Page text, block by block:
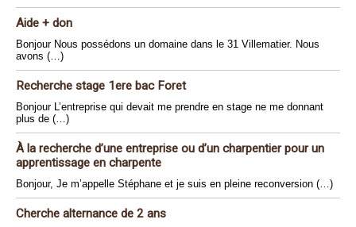
Aide + don
Bonjour Nous possédons un domaine dans le 31 Villematier. Nous
avons (…)
Recherche stage 1ere bac Foret
Bonjour L’entreprise qui devait me prendre en stage ne me donnant
plus de (…)
À la recherche d’une entreprise ou d’un charpentier pour un
apprentissage en charpente
Bonjour, Je m’appelle Stéphane et je suis en pleine reconversion (…)
Cherche alternance de 2 ans